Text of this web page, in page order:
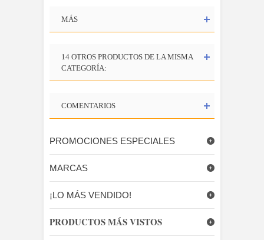
MÁS
14 OTROS PRODUCTOS DE LA MISMA
CATEGORÍA:
COMENTARIOS
PROMOCIONES ESPECIALES
MARCAS
¡LO MÁS VENDIDO!
PRODUCTOS MÁS VISTOS